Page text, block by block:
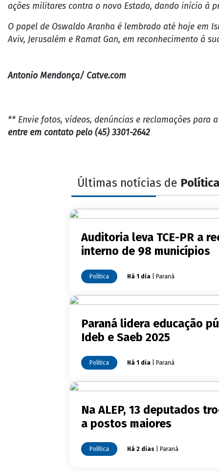
ações militares contra o novo Estado, dando início à
O papel de Oswaldo Aranha é lembrado até hoje em
Aviv, Jerusalém e Ramat Gan, em reconhecimento à
Antonio Mendonça/ Catve.com
** Envie fotos, vídeos, denúncias e reclamações para
entre em contato pelo (45) 3301-2642
Últimas notícias de Política
Auditoria leva TCE-PR a
interno de 98 municípios
Política Há 1 dia | Paraná
Paraná lidera educação
Ideb e Saeb 2025
Política Há 1 dia | Paraná
Na ALEP, 13 deputados
a postos maiores
Política Há 2 dias | Paraná